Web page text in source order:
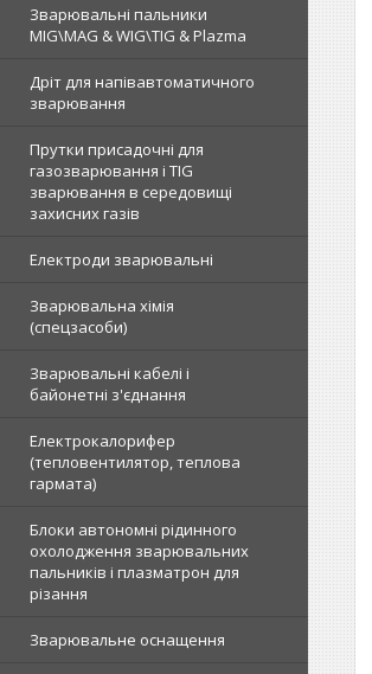
Зварювальні пальники
MIG\MAG & WIG\TIG & Plazma
Дріт для напівавтоматичного
зварювання
Прутки присадочні для
газозварювання і TIG
зварювання в середовищі
захисних газів
Електроди зварювальні
Зварювальна хімія
(спецзасоби)
Зварювальні кабелі і
байонетні з'єднання
Електрокалорифер
(тепловентилятор, теплова
гармата)
Блоки автономні рідинного
охолодження зварювальних
пальників і плазматрон для
різання
Зварювальне оснащення